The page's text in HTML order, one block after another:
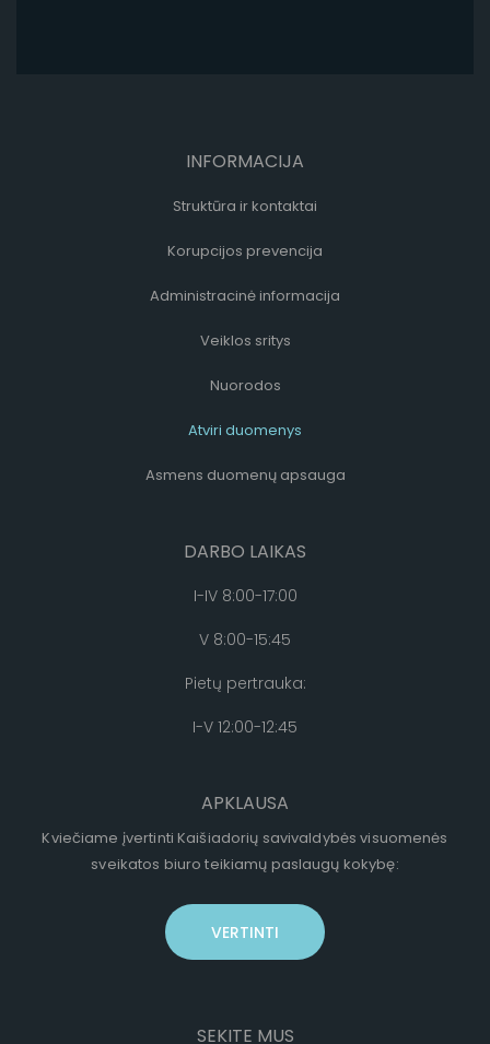
INFORMACIJA
Struktūra ir kontaktai
Korupcijos prevencija
Administracinė informacija
Veiklos sritys
Nuorodos
Atviri duomenys
Asmens duomenų apsauga
DARBO LAIKAS
I-IV 8:00-17:00
V 8:00-15:45
Pietų pertrauka:
I-V 12:00-12:45
APKLAUSA
Kviečiame įvertinti Kaišiadorių savivaldybės visuomenės
sveikatos biuro teikiamų paslaugų kokybę:
VERTINTI
SEKITE MUS